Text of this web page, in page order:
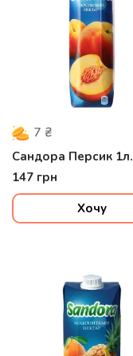
7 ₴
Сандора Персик 1л.
147 грн
Хочу